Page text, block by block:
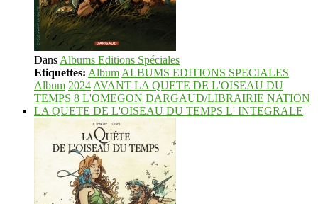
Dans Albums Editions Spéciales
Etiquettes: Album ALBUMS EDITIONS SPECIALES
Album 2024 AVANT LA QUETE DE L'OISEAU DU
TEMPS 8 L'OMEGON DARGAUD/LIBRAIRIE NATION
LA QUETE DE L'OISEAU DU TEMPS L' INTEGRALE